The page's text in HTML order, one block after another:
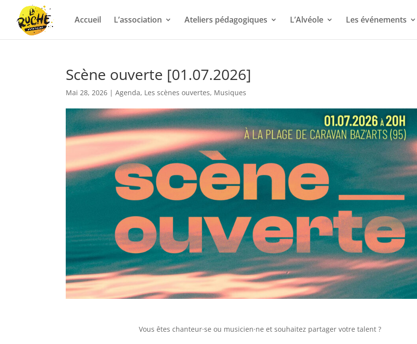
Accueil L’association Ateliers pédagogiques L’Alvéole Les événements
Scène ouverte [01.07.2026]
Mai 28, 2026 |Agenda, Les scènes ouvertes, Musiques
Vous êtes chanteur·se ou musicien·ne et souhaitez partager votre talent ?